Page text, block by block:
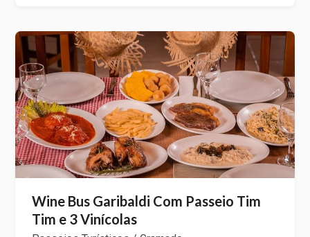
Wine Bus Garibaldi Com Passeio Tim
Tim e 3 Vinícolas